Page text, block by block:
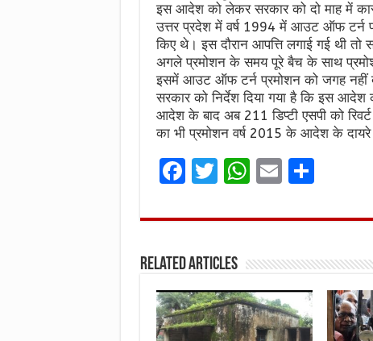
इस आदेश को लेकर सरकार को दो माह में
उत्तर प्रदेश में वर्ष 1994 में आउट ऑफ टर्न
किए थे। इस दौरान आपत्ति लगाई गई थी तो
अगले प्रमोशन के समय पूरे बैच के साथ
इसमें आउट ऑफ टर्न प्रमोशन को जगह नहीं
सरकार को निर्देश दिया गया है कि इस आदेश
आदेश के बाद अब 211 डिप्टी एसपी को
का भी प्रमोशन वर्ष 2015 के आदेश के दायरे
F
ce
o
o
k
T
it
r
W
at
A
p
p
E
ai
S
ar
Related Articles